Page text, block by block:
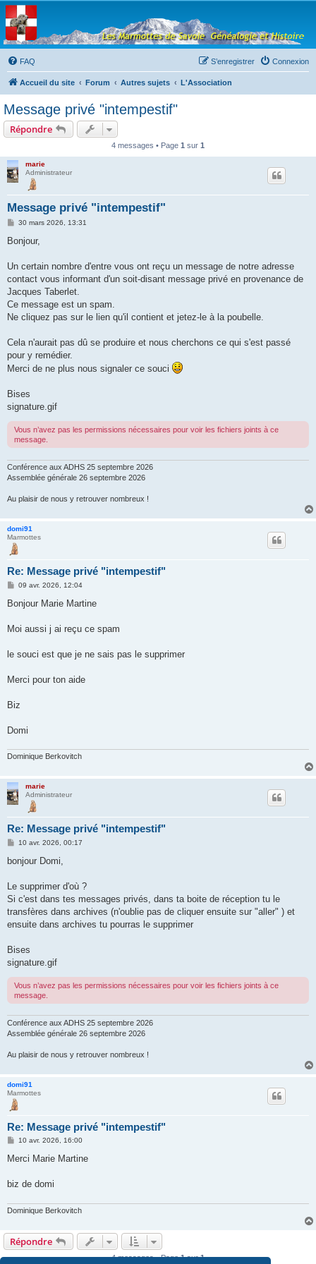
Les Marmottes de
Savoie
Forum d'entraide généalogique
FAQ
Connexion
S’enregistrer
Accueil du site Forum Autres sujets L'Association
Message privé "intempestif"
Répondre
4 messages • Page 1 sur 1
marie
Administrateur
Message privé "intempestif"
M
s
g
30 mars 2026, 13:31
Bonjour,
Un certain nombre d'entre vous ont reçu un message de notre adresse
contact vous informant d'un soit-disant message privé en provenance de
Jacques Taberlet.
Ce message est un spam.
Ne cliquez pas sur le lien qu'il contient et jetez-le à la poubelle.
Cela n'aurait pas dû se produire et nous cherchons ce qui s'est passé
pour y remédier.
Merci de ne plus nous signaler ce souci
Bises
signature.gif
Vous n’avez pas les permissions nécessaires pour voir les fichiers joints à ce
message.
Conférence aux ADHS 25 septembre 2026
Assemblée générale 26 septembre 2026
Au plaisir de nous y retrouver nombreux !
domi91
Marmottes
Re: Message privé "intempestif"
M
s
g
09 avr. 2026, 12:04
Bonjour Marie Martine
Moi aussi j ai reçu ce spam
le souci est que je ne sais pas le supprimer
Merci pour ton aide
Biz
Domi
Dominique Berkovitch
marie
Administrateur
Re: Message privé "intempestif"
M
s
g
10 avr. 2026, 00:17
bonjour Domi,
Le supprimer d'où ?
Si c'est dans tes messages privés, dans ta boite de réception tu le
transfères dans archives (n'oublie pas de cliquer ensuite sur "aller" ) et
ensuite dans archives tu pourras le supprimer
Bises
signature.gif
Vous n’avez pas les permissions nécessaires pour voir les fichiers joints à ce
message.
Conférence aux ADHS 25 septembre 2026
Assemblée générale 26 septembre 2026
Au plaisir de nous y retrouver nombreux !
domi91
Marmottes
Re: Message privé "intempestif"
M
s
g
10 avr. 2026, 16:00
Merci Marie Martine
biz de domi
Dominique Berkovitch
Répondre
4 messages • Page1sur1